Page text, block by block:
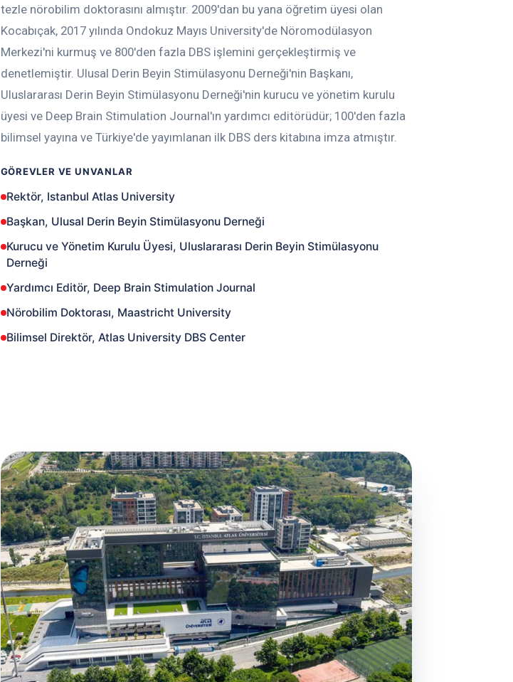
tezle nörobilim doktorasını almıştır. 2009'dan bu yana öğretim üyesi olan
Kocabıçak, 2017 yılında Ondokuz Mayıs University'de Nöromodülasyon
Merkezi'ni kurmuş ve 800'den fazla DBS işlemini gerçekleştirmiş ve
denetlemiştir. Ulusal Derin Beyin Stimülasyonu Derneği'nin Başkanı,
Uluslararası Derin Beyin Stimülasyonu Derneği'nin kurucu ve yönetim kurulu
üyesi ve Deep Brain Stimulation Journal'ın yardımcı editörüdür; 100'den fazla
bilimsel yayına ve Türkiye'de yayımlanan ilk DBS ders kitabına imza atmıştır.
GÖREVLER VE UNVANLAR
Rektör, Istanbul Atlas University
Başkan, Ulusal Derin Beyin Stimülasyonu Derneği
Kurucu ve Yönetim Kurulu Üyesi, Uluslararası Derin Beyin Stimülasyonu
Derneği
Yardımcı Editör, Deep Brain Stimulation Journal
Nörobilim Doktorası, Maastricht University
Bilimsel Direktör, Atlas University DBS Center